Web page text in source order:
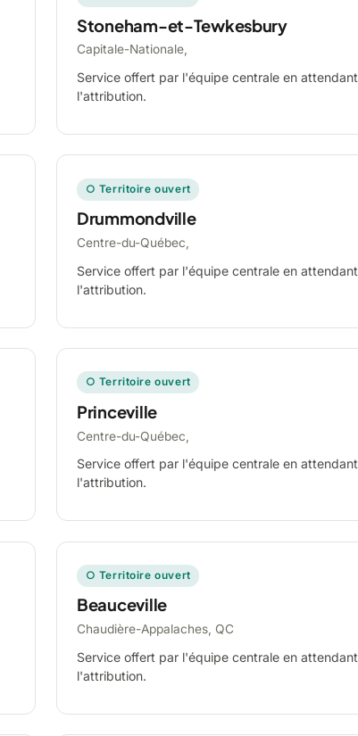
Stoneham-et-Tewkesbury
Capitale-Nationale,
Service offert par l'équipe centrale en attendant
l'attribution.
○ Territoire ouvert
Drummondville
Centre-du-Québec,
Service offert par l'équipe centrale en attendant
l'attribution.
○ Territoire ouvert
Princeville
Centre-du-Québec,
Service offert par l'équipe centrale en attendant
l'attribution.
○ Territoire ouvert
Beauceville
Chaudière-Appalaches, QC
Service offert par l'équipe centrale en attendant
l'attribution.